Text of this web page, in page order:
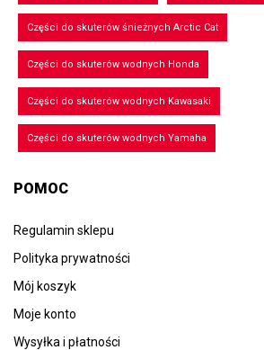
Części do skuterów śnieżnych Arctic Cat
Części do skuterów wodnych Honda
Części do skuterów wodnych Kawasaki
Części do skuterów wodnych Yamaha
POMOC
Regulamin sklepu
Polityka prywatności
Mój koszyk
Moje konto
Wysyłka i płatności